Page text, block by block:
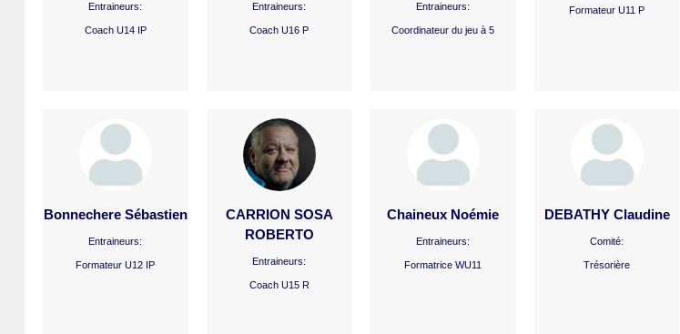
Entraineurs:
Coach U14 IP
Entraineurs:
Coach U16 P
Entraineurs:
Coordinateur du jeu à 5
Formateur U11 P
Bonnechere Sébastien
Entraineurs:
Formateur U12 IP
CARRION SOSA
ROBERTO
Entraineurs:
Coach U15 R
Chaineux Noémie
Entraineurs:
Formatrice WU11
DEBATHY Claudine
Comité:
Trésorière